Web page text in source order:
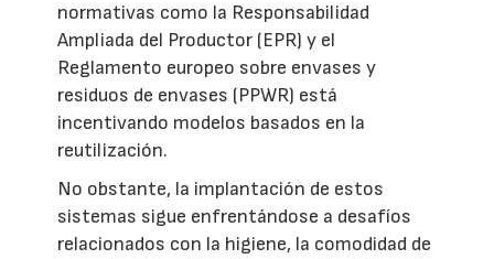
normativas como la Responsabilidad
Ampliada del Productor (EPR) y el
Reglamento europeo sobre envases y
residuos de envases (PPWR) está
incentivando modelos basados en la
reutilización.
No obstante, la implantación de estos
sistemas sigue enfrentándose a desafíos
relacionados con la higiene, la comodidad de